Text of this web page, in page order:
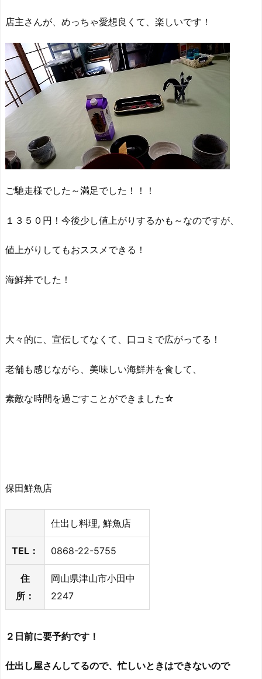
店主さんが、めっちゃ愛想良くて、楽しいです！
ご馳走様でした～満足でした！！！
１３５０円！今後少し値上がりするかも～なのですが、
値上がりしてもおススメできる！
海鮮丼でした！
大々的に、宣伝してなくて、口コミで広がってる！
老舗も感じながら、美味しい海鮮丼を食して、
素敵な時間を過ごすことができました☆
保田鮮魚店
仕出し料理, 鮮魚店
TEL： 0868-22-5755
住
所：
岡山県津山市小田中
2247
２日前に要予約です！
仕出し屋さんしてるので、忙しいときはできないので